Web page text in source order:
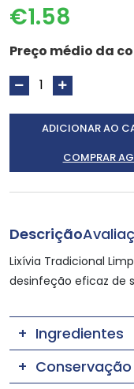
€1.58
Preço médio da
ADICIONAR AO
COMPRAR
Descrição
Lixívia Tradicional
desinfeção eficaz de
Ingredientes
Conservação